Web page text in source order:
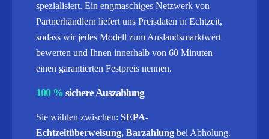
spezialisiert. Ein engmaschiges Netzwerk von
Partnerhändlern liefert uns Preisdaten in Echtzeit,
sodass wir jedes Modell zum Auslandsmarktwert
bewerten und Ihnen innerhalb von 60 Minuten
einen garantierten Festpreis nennen.
100 % sichere Auszahlung
Sie wählen zwischen: SEPA-
Echtzeitüberweisung, Barzahlung bei Abholung.